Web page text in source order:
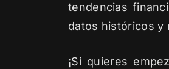
tendencias
datos históricos y
¡Si quieres